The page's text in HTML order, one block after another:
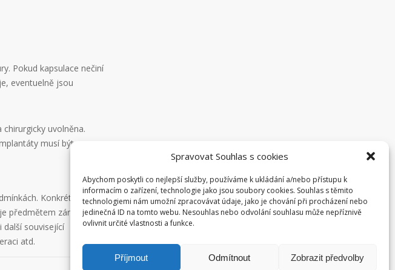
Spravovat Souhlas s cookies
Abychom poskytli co nejlepší služby, používáme k ukládání a/nebo přístupu k
informacím o zařízení, technologie jako jsou soubory cookies. Souhlas s těmito
technologiemi nám umožní zpracovávat údaje, jako je chování při procházení nebo
jedinečná ID na tomto webu. Nesouhlas nebo odvolání souhlasu může nepříznivě
ovlivnit určité vlastnosti a funkce.
Příjmout Odmítnout Zobrazit předvolby
Pokud kapsulace nečiní
eventuelně jsou
uvolněna.
musí být
Konkrétní
předmětem záručních
další související
atd.